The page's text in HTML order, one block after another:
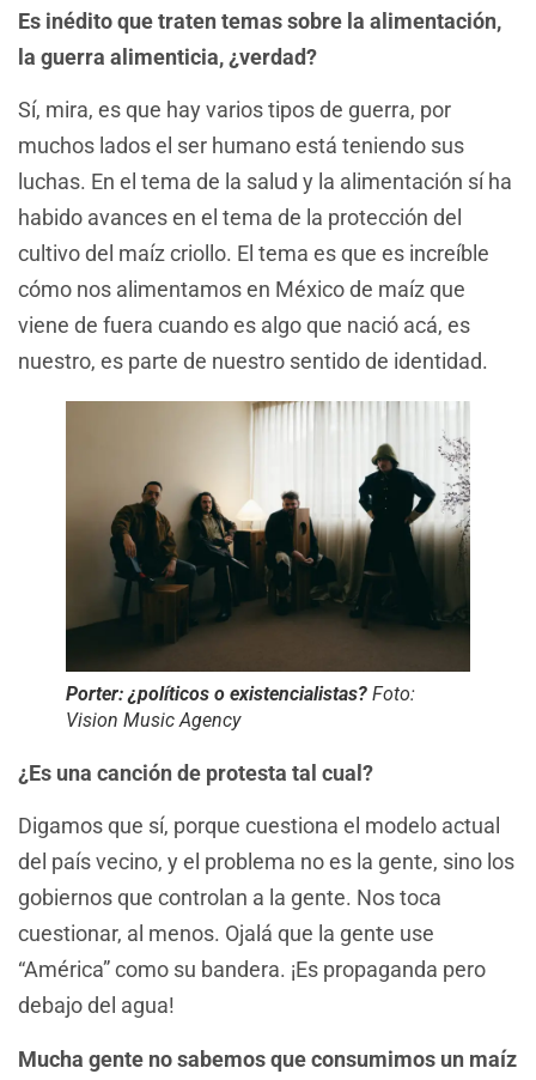
Es inédito que traten temas sobre la alimentación,
la guerra alimenticia, ¿verdad?
Sí, mira, es que hay varios tipos de guerra, por
muchos lados el ser humano está teniendo sus
luchas. En el tema de la salud y la alimentación sí ha
habido avances en el tema de la protección del
cultivo del maíz criollo. El tema es que es increíble
cómo nos alimentamos en México de maíz que
viene de fuera cuando es algo que nació acá, es
nuestro, es parte de nuestro sentido de identidad.
Porter: ¿políticos o existencialistas? Foto:
Vision Music Agency
¿Es una canción de protesta tal cual?
Digamos que sí, porque cuestiona el modelo actual
del país vecino, y el problema no es la gente, sino los
gobiernos que controlan a la gente. Nos toca
cuestionar, al menos. Ojalá que la gente use
“América” como su bandera. ¡Es propaganda pero
debajo del agua!
Mucha gente no sabemos que consumimos un maíz